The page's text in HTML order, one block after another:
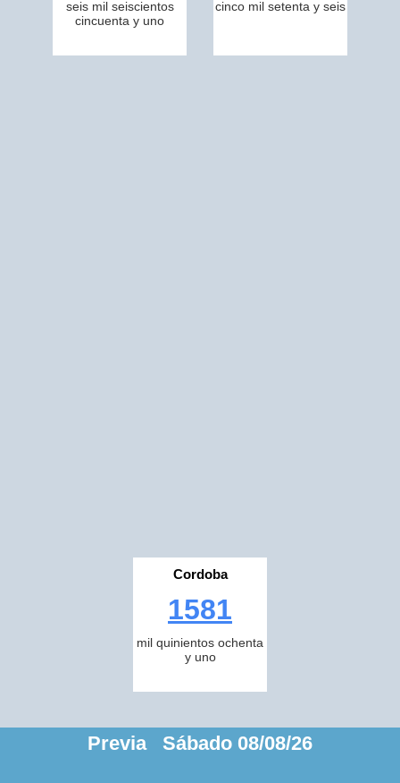
seis mil seiscientos
cincuenta y uno
cinco mil setenta y seis
Cordoba
1581
mil quinientos ochenta
y uno
Previa Sábado 08/08/26